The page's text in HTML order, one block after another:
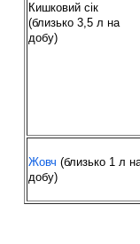
Кишковий сік
(близько 3,5 л на
добу)
Жовч (близько 1 л
добу)